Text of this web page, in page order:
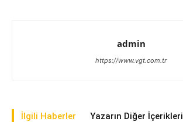
admin
https://www.vgt.com.tr
İlgili Haberler Yazarın Diğer İçerikleri